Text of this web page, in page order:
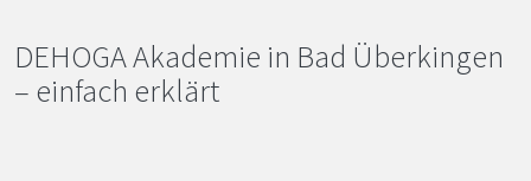
DEHOGAAkademie in Bad Überkingen
– einfach erklärt